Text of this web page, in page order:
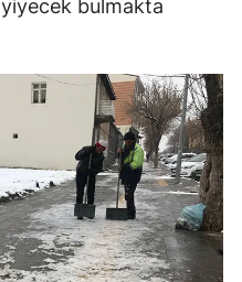
Kayseri
Kırklareli
Kırşehir
Kocaeli
Konya
bulmakta